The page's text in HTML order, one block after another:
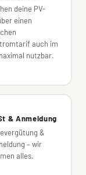
deine PV-
einen
auch im
nutzbar.
& Anmeldung
&
– wir
alles.